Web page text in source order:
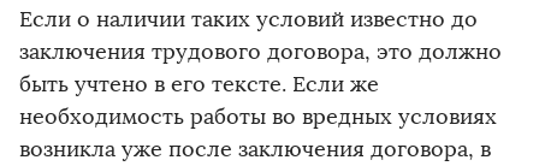
Если о наличии таких условий известно до
заключения трудового договора, это должно
быть учтено в его тексте. Если же
необходимость работы во вредных условиях
возникла уже после заключения договора, в